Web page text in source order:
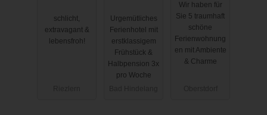
Riezlern im
Kleinwalsert
schlicht,
extravagant &
lebensfroh!
dies in Bad
Urgemütliches
Ferienhotel mit
erstklassigem
Frühstück &
Halbpension 3x
pro Woche
ungen in
Wir haben für
Sie 5 traumhaft
schöne
Ferienwohnung
en mit Ambiente
& Charme